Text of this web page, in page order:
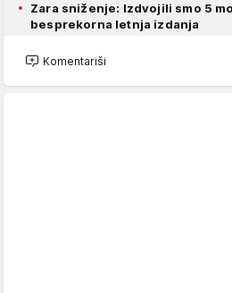
Zara sniženje: Izdvojili smo 5
besprekorna letnja izdanja
Komentariši